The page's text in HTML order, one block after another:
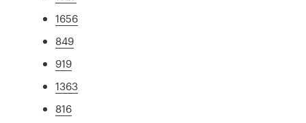
1656
849
919
1363
816